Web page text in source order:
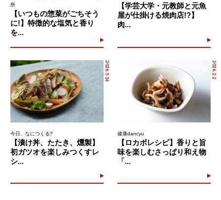
所
【いつもの惣菜がごちそう
に!】特徴的な塩気と香り
を...
【学芸大学・元教師と元魚
屋が仕掛ける焼肉店!?】
肉...
2026.5.16
今日、なにつくる?
【漬け丼、たたき、燻製】
初ガツオを楽しみつくすレ
シ...
2026.2.2
健康dancyu
【ロカボレシピ】香りと旨
味を楽しむさっぱり和え物
「...